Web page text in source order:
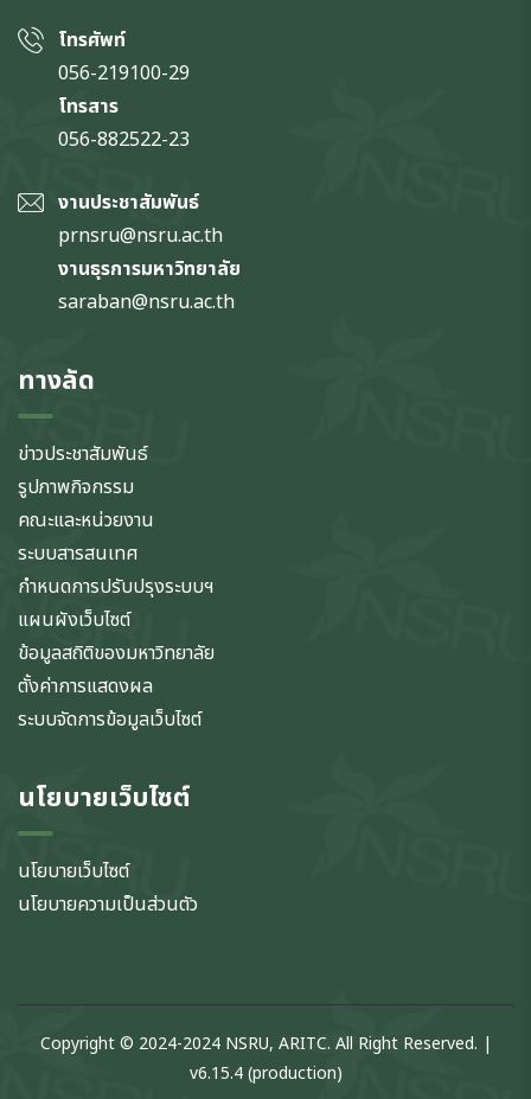
โทรศัพท์
056-219100-29
โทรสาร
056-882522-23
งานประชาสัมพันธ์
prnsru@nsru.ac.th
งานธุรการมหาวิทยาลัย
saraban@nsru.ac.th
ทางลัด
ข่าวประชาสัมพันธ์
รูปภาพกิจกรรม
คณะและหน่วยงาน
ระบบสารสนเทศ
กำหนดการปรับปรุงระบบฯ
แผนผังเว็บไซต์
ข้อมูลสถิติของมหาวิทยาลัย
ตั้งค่าการแสดงผล
ระบบจัดการข้อมูลเว็บไซต์
นโยบายเว็บไซต์
นโยบายเว็บไซต์
นโยบายความเป็นส่วนตัว
Copyright © 2024-2024 NSRU, ARITC. All Right Reserved. |
v6.15.4 (production)